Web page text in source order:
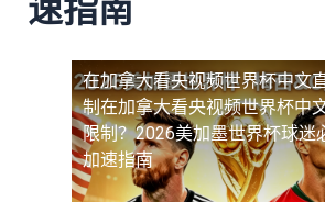
速指南
在加拿大看央视频世界杯中文
制在加拿大看央视频世界杯中
限制？2026美加墨世界杯球迷
加速指南